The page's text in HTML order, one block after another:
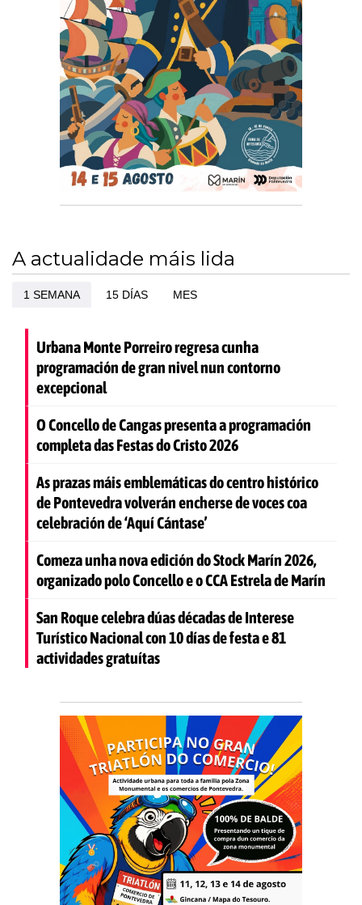
A actualidade máis lida
1 SEMANA 15 DÍAS MES
Urbana Monte Porreiro regresa cunha
programación de gran nivel nun contorno
excepcional
O Concello de Cangas presenta a programación
completa das Festas do Cristo 2026
As prazas máis emblemáticas do centro histórico
de Pontevedra volverán encherse de voces coa
celebración de ‘Aquí Cántase’
Comeza unha nova edición do Stock Marín 2026,
organizado polo Concello e o CCA Estrela de Marín
San Roque celebra dúas décadas de Interese
Turístico Nacional con 10 días de festa e 81
actividades gratuítas